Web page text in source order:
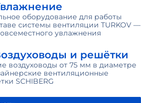
оборудование для работы
системы вентиляции TURKOV —
увлажнения
и решётки
воздуховоды от 75 мм в диаметре
вентиляционные
SCHIBERG